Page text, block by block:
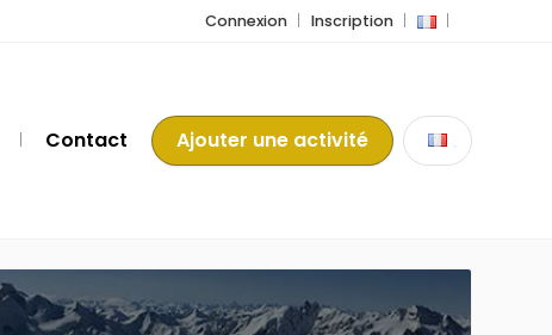
Connexion Inscription
Contact Ajouter une activité